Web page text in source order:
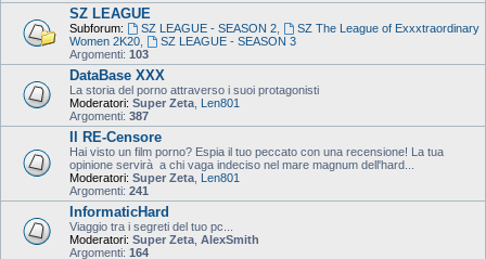
SZ LEAGUE
Subforum: SZ LEAGUE - SEASON 2,
SZ The League of Exxxtraordinary
Women 2K20
SZ LEAGUE - SEASON 3
Argomenti: 103
DataBase XXX
La storia del porno attraverso i suoi protagonisti
Moderatori: Super Zeta Len801
Argomenti: 387
Il RE-Censore
Hai visto un film porno? Espia il tuo peccato con una recensione! La tua
opinione servirà a chi vaga indeciso nel mare magnum dell'hard...
Moderatori: Super Zeta Len801
Argomenti: 241
InformaticHard
Viaggio tra i segreti del tuo pc...
Moderatori: Super Zeta AlexSmith
Argomenti: 164